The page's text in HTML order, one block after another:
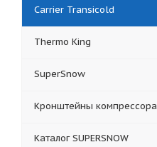
Carrier Transicold
Thermo King
SuperSnow
Кронштейны компрессора
Каталог SUPERSNOW